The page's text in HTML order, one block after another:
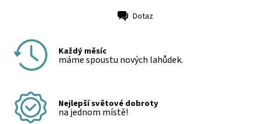
Dotaz
Každý měsíc
máme spoustu nových lahůdek.
Nejlepší světové dobroty
na jednom místě!